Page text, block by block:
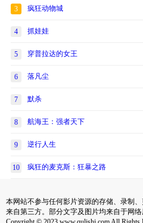
3 疯狂动物城
4 抓娃娃
5 穿普拉达的女王
6 落凡尘
7 默杀
8 航海王：强者天下
9 逆行人生
10 疯狂的麦克斯：狂暴之路
本网站不参与任何影片资源的存储、录制
来自第三方。部分文字及图片均来自于网络